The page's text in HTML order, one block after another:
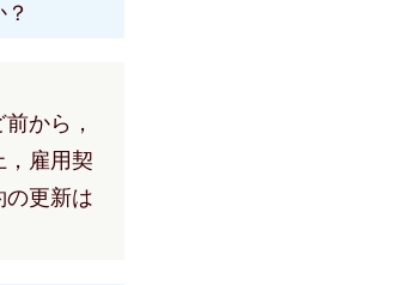
から，
，雇用契
の更新は